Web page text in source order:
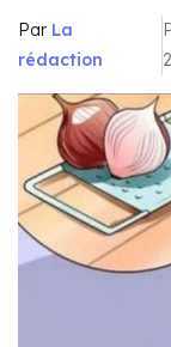
Par La
rédaction